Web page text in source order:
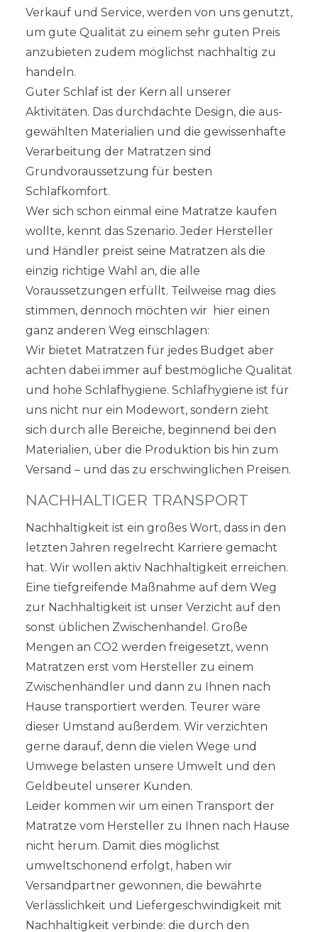
Verkauf und Service, werden von uns genutzt,
um gute Qualität zu einem sehr guten Preis
anzubieten zudem möglichst nachhaltig zu
handeln.
Guter Schlaf ist der Kern all unserer
Aktivitäten. Das durchdachte Design, die aus-
gewählten Materialien und die gewissenhafte
Verarbeitung der Matratzen sind
Grundvoraussetzung für besten
Schlafkomfort.
Wer sich schon einmal eine Matratze kaufen
wollte, kennt das Szenario. Jeder Hersteller
und Händler preist seine Matratzen als die
einzig richtige Wahl an, die alle
Voraussetzungen erfüllt. Teilweise mag dies
stimmen, dennoch möchten wir hier einen
ganz anderen Weg einschlagen:
Wir bietet Matratzen für jedes Budget aber
achten dabei immer auf bestmögliche Qualität
und hohe Schlafhygiene. Schlafhygiene ist für
uns nicht nur ein Modewort, sondern zieht
sich durch alle Bereiche, beginnend bei den
Materialien, über die Produktion bis hin zum
Versand – und das zu erschwinglichen Preisen.
NACHHALTIGER TRANSPORT
Nachhaltigkeit ist ein großes Wort, dass in den
letzten Jahren regelrecht Karriere gemacht
hat. Wir wollen aktiv Nachhaltigkeit erreichen.
Eine tiefgreifende Maßnahme auf dem Weg
zur Nachhaltigkeit ist unser Verzicht auf den
sonst üblichen Zwischenhandel. Große
Mengen an CO2 werden freigesetzt, wenn
Matratzen erst vom Hersteller zu einem
Zwischenhändler und dann zu Ihnen nach
Hause transportiert werden. Teurer wäre
dieser Umstand außerdem. Wir verzichten
gerne darauf, denn die vielen Wege und
Umwege belasten unsere Umwelt und den
Geldbeutel unserer Kunden.
Leider kommen wir um einen Transport der
Matratze vom Hersteller zu Ihnen nach Hause
nicht herum. Damit dies möglichst
umweltschonend erfolgt, haben wir
Versandpartner gewonnen, die bewährte
Verlässlichkeit und Liefergeschwindigkeit mit
Nachhaltigkeit verbinde: die durch den